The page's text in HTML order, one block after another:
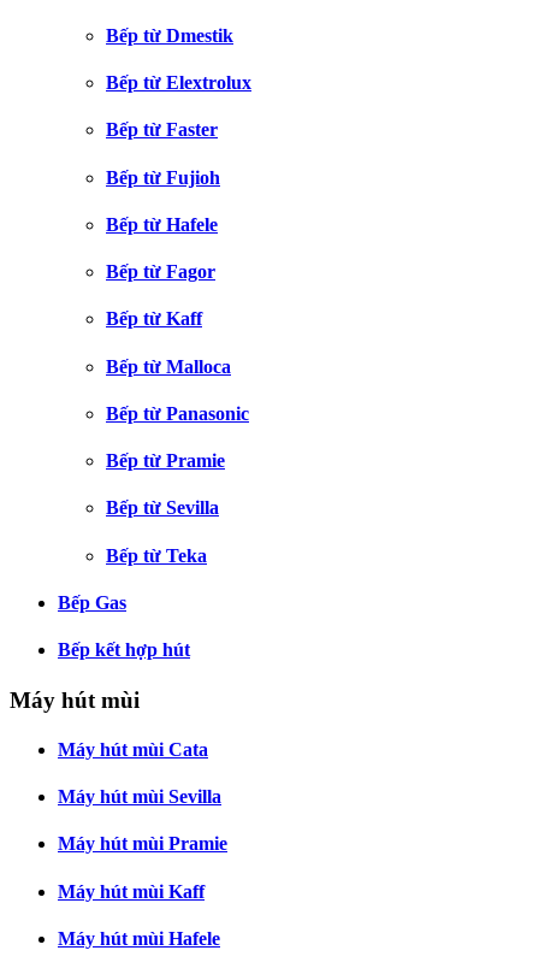
Bếp từ Dmestik
Bếp từ Elextrolux
Bếp từ Faster
Bếp từ Fujioh
Bếp từ Hafele
Bếp từ Fagor
Bếp từ Kaff
Bếp từ Malloca
Bếp từ Panasonic
Bếp từ Pramie
Bếp từ Sevilla
Bếp từ Teka
Bếp Gas
Bếp kết hợp hút
Máy hút mùi
Máy hút mùi Cata
Máy hút mùi Sevilla
Máy hút mùi Pramie
Máy hút mùi Kaff
Máy hút mùi Hafele